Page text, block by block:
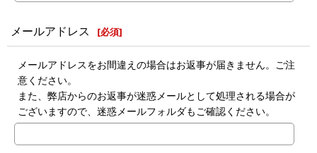
メールアドレス [必須]
メールアドレスをお間違えの場合はお返事が届きません。ご注
意ください。
また、弊店からのお返事が迷惑メールとして処理される場合が
ございますので、迷惑メールフォルダもご確認ください。